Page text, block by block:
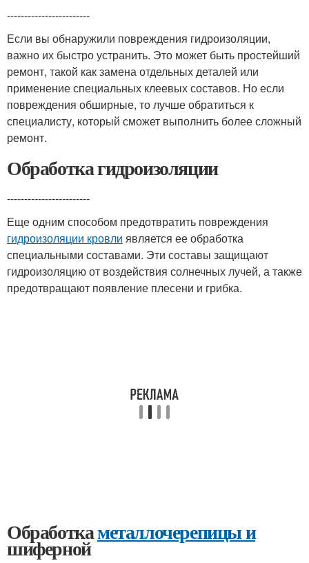
------------------------
Если вы обнаружили повреждения гидроизоляции,
важно их быстро устранить. Это может быть простейший
ремонт, такой как замена отдельных деталей или
применение специальных клеевых составов. Но если
повреждения обширные, то лучше обратиться к
специалисту, который сможет выполнить более сложный
ремонт.
Обработка гидроизоляции
------------------------
Еще одним способом предотвратить повреждения
гидроизоляции кровли является ее обработка
специальными составами. Эти составы защищают
гидроизоляцию от воздействия солнечных лучей, а также
предотвращают появление плесени и грибка.
Обработкаметаллочерепицы и
шиферной